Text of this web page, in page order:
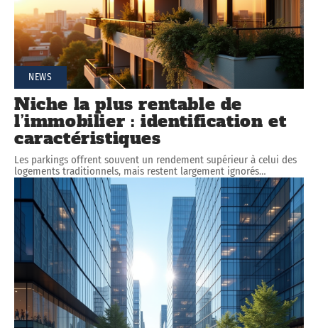
NEWS
Niche la plus rentable de
l’immobilier : identification et
caractéristiques
Les parkings offrent souvent un rendement supérieur à celui des
logements traditionnels, mais restent largement ignorés…